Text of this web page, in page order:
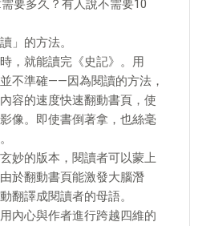
要多久？有人說不需要10
」的方法。
，就能讀完《史記》。用
不準確——因為閱讀的方法，
容的速度快速翻動書頁，使
像。即使書倒著拿，也絲毫
妙的版本，閱讀者可以蒙上
於翻動書頁能激發大腦潛
翻譯成閱讀者的母語。
內心與作者進行跨越四維的